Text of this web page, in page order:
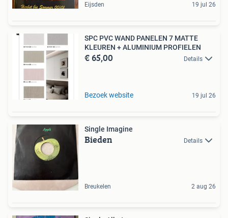
Eijsden 19 jul 26
SPC PVC WAND PANELEN 7 MATTE
KLEUREN + ALUMINIUM PROFIELEN
€ 65,00 Details
Bezoek website 19 jul 26
Single Imagine
Bieden Details
Breukelen 2 aug 26